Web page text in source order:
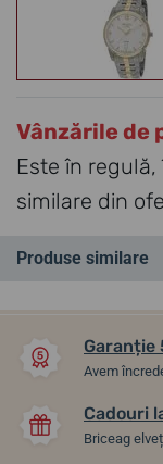
Vânzările de
Este în
similare din
Produse similare
Garanție
Avem
Cadouri
Briceag